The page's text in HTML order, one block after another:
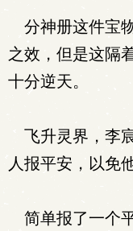
分神册这件宝
之效，但是这隔
十分逆天。
飞升灵界，李
人报平安，以免
简单报了一个